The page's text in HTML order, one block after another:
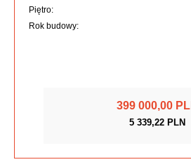
Piętro:
Rok budowy:
399 000,00
5 339,22 PLN